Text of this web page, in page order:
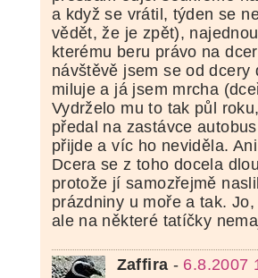
a když se vrátil, týden se
vědět, že je zpět),
kterému beru právo na
návštěvě jsem se od dcery
miluje a já jsem mrcha
Vydrželo mu to tak půl
předal na zastávce
přijde a víc ho neviděla.
Dcera se z toho docela
protože jí samozřejmě
prázdniny u moře a tak.
ale na některé tatíčky
Zaffira - 6.8.2007